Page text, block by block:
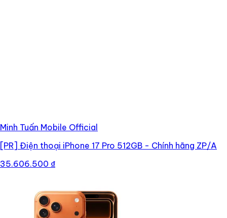
Minh Tuấn Mobile Official
[PR] Điện thoại iPhone 17 Pro 512GB - Chính hãng ZP/A
35.606.500 ₫